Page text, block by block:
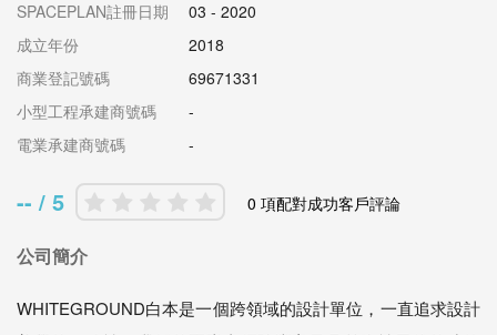
SPACEPLAN註冊日期
03 - 2020
成立年份
2018
商業登記號碼
69671331
小型工程承建商號碼
-
電業承建商號碼
-
-- / 5 0 項配對成功客戶評論
公司簡介
WHITEGROUND白本是一個跨領域的設計單位，一直追求設計